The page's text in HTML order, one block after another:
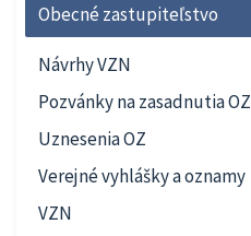
Obecné zastupiteľstvo
Návrhy VZN
Pozvánky na zasadnutia OZ
Uznesenia OZ
Verejné vyhlášky a oznamy
VZN